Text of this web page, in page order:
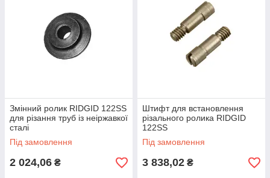
Змінний ролик RIDGID 122SS
для різання труб із неіржавкої
сталі
Під замовлення
2 024,06 ₴
Штифт для встановлення
різального ролика RIDGID
122SS
Під замовлення
3 838,02 ₴